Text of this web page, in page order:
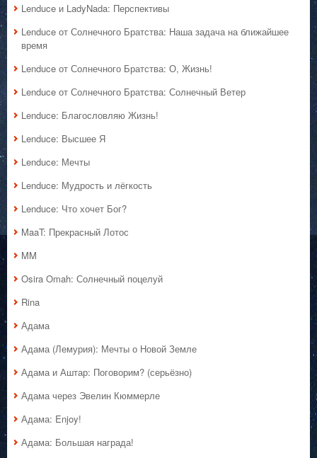
Lenduce и LadyNada: Перспективы
Lenduce от Солнечного Братства: Наша задача на ближайшее
время
Lenduce от Солнечного Братства: О, Жизнь!
Lenduce от Солнечного Братства: Солнечный Ветер
Lenduce: Благословляю Жизнь!
Lenduce: Высшее Я
Lenduce: Мечты
Lenduce: Мудрость и лёгкость
Lenduce: Что хочет Бог?
MaaT: Прекрасный Лотос
MM
Osira Omah: Солнечный поцелуй
Rina
Адама
Адама (Лемурия): Мечты о Новой Земле
Адама и Аштар: Поговорим? (серьёзно)
Адама через Эвелин Кюммерле
Адама: Enjoy!
Адама: Большая награда!